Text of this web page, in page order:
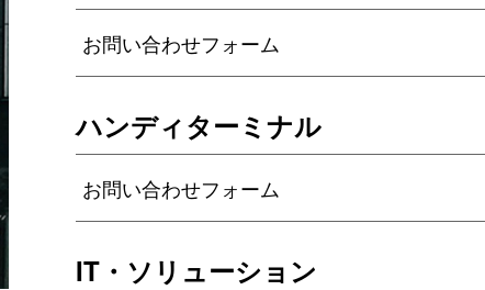
お問い合わせフォーム
ハンディターミナル
お問い合わせフォーム
IT・ソリューション